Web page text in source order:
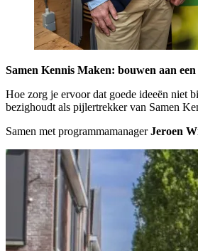
Samen Kennis Maken: bouwen aan
Hoe zorg je ervoor dat goede ideeën niet
bezighoudt als pijlertrekker van Samen
Samen met programmamanagerJeroen